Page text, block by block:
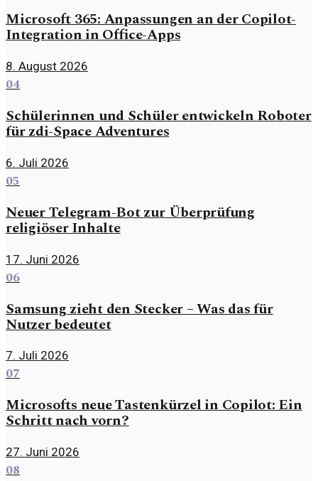
Microsoft 365: Anpassungen an der Copilot-
Integration in Office-Apps
8. August 2026
04
Schülerinnen und Schüler entwickeln Roboter
für zdi-Space Adventures
6. Juli 2026
05
Neuer Telegram-Bot zur Überprüfung
religiöser Inhalte
17. Juni 2026
06
Samsung zieht den Stecker – Was das für
Nutzer bedeutet
7. Juli 2026
07
Microsofts neue Tastenkürzel in Copilot: Ein
Schritt nach vorn?
27. Juni 2026
08